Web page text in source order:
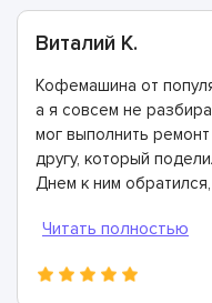
Виталий К.
Кофемашина от
а я совсем не
мог выполнить
другу, который
Днем к ним